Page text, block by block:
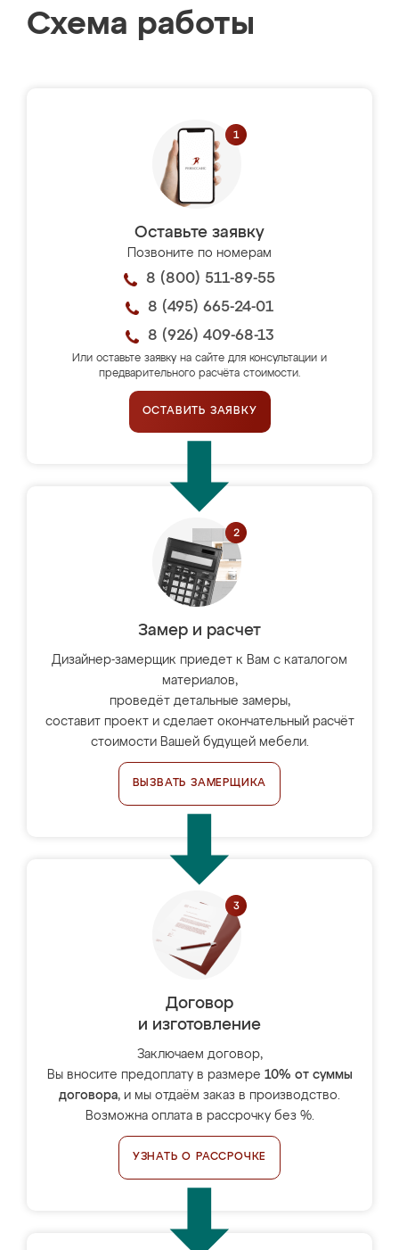
Схема работы
Оставьте заявку
Позвоните по номерам
8 (800) 511-89-55
8 (495) 665-24-01
8 (926) 409-68-13
Или оставьте заявку на сайте для консультации и
предварительного расчёта стоимости.
ОСТАВИТЬ ЗАЯВКУ
Замер и расчет
Дизайнер-замерщик приедет к Вам с каталогом
материалов,
проведёт детальные замеры,
составит проект и сделает окончательный расчёт
стоимости Вашей будущей мебели.
ВЫЗВАТЬ ЗАМЕРЩИКА
Договор
и изготовление
Заключаем договор,
Вы вносите предоплату в размере 10% от суммы
договора, и мы отдаём заказ в производство.
Возможна оплата в рассрочку без %.
УЗНАТЬ О РАССРОЧКЕ